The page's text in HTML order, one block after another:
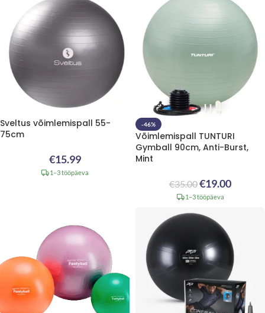
Sveltus võimlemispall 55-
75cm
€15.99
1–3 tööpäeva
-46%
Võimlemispall TUNTURI
Gymball 90cm, Anti-Burst,
Mint
€35.00€19.00
1–3 tööpäeva